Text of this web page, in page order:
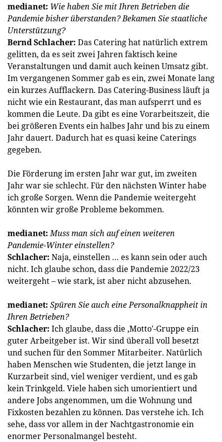
medianet: Wie haben Sie mit Ihren Betrieben die
Pandemie bisher überstanden? Bekamen Sie staatliche
Unterstützung?
Bernd Schlacher: Das Catering hat natürlich extrem
gelitten, da es seit zwei Jahren faktisch keine
Veranstaltungen und damit auch keinen Umsatz gibt.
Im vergangenen Sommer gab es ein, zwei Monate lang
ein kurzes Aufflackern. Das Catering-Business läuft ja
nicht wie ein Restaurant, das man aufsperrt und es
kommen die Leute. Da gibt es eine Vorarbeitszeit, die
bei größeren Events ein halbes Jahr und bis zu einem
Jahr dauert. Dadurch hat es quasi keine Caterings
gegeben.
Die Förderung im ersten Jahr war gut, im zweiten
Jahr war sie schlecht. Für den nächsten Winter habe
ich große Sorgen. Wenn die Pandemie weitergeht
könnten wir große Probleme bekommen.
medianet:Muss man sich auf einen weiteren
Pandemie-Winter einstellen?
Schlacher: Naja, einstellen … es kann sein oder auch
nicht. Ich glaube schon, dass die Pandemie 2022/23
weitergeht – wie stark, ist aber nicht abzusehen.
medianet: Spüren Sie auch eine Personalknappheit in
Ihren Betrieben?
Schlacher: Ich glaube, dass die ‚Motto'-Gruppe ein
guter Arbeitgeber ist. Wir sind überall voll besetzt
und suchen für den Sommer Mitarbeiter. Natürlich
haben Menschen wie Studenten, die jetzt lange in
Kurzarbeit sind, viel weniger verdient, und es gab
kein Trinkgeld. Viele haben sich umorientiert und
andere Jobs angenommen, um die Wohnung und
Fixkosten bezahlen zu können. Das verstehe ich. Ich
sehe, dass vor allem in der Nachtgastronomie ein
enormer Personalmangel besteht.